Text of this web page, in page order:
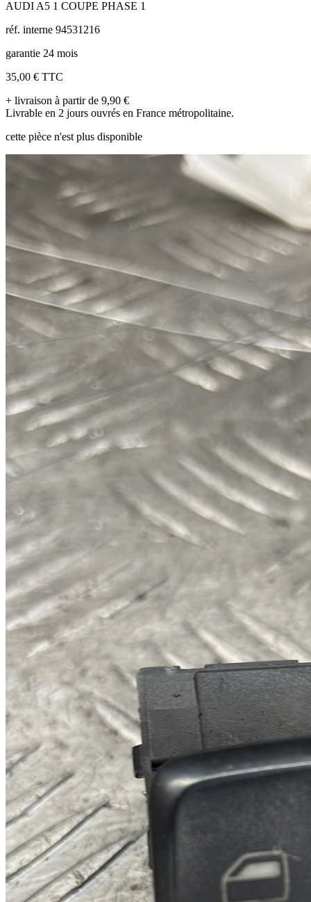
AUDI A5 1 COUPE PHASE 1
réf. interne 94531216
garantie 24 mois
35,00 € TTC
+ livraison à partir de 9,90 €
Livrable en 2 jours ouvrés en France métropolitaine.
cette pièce n'est plus disponible